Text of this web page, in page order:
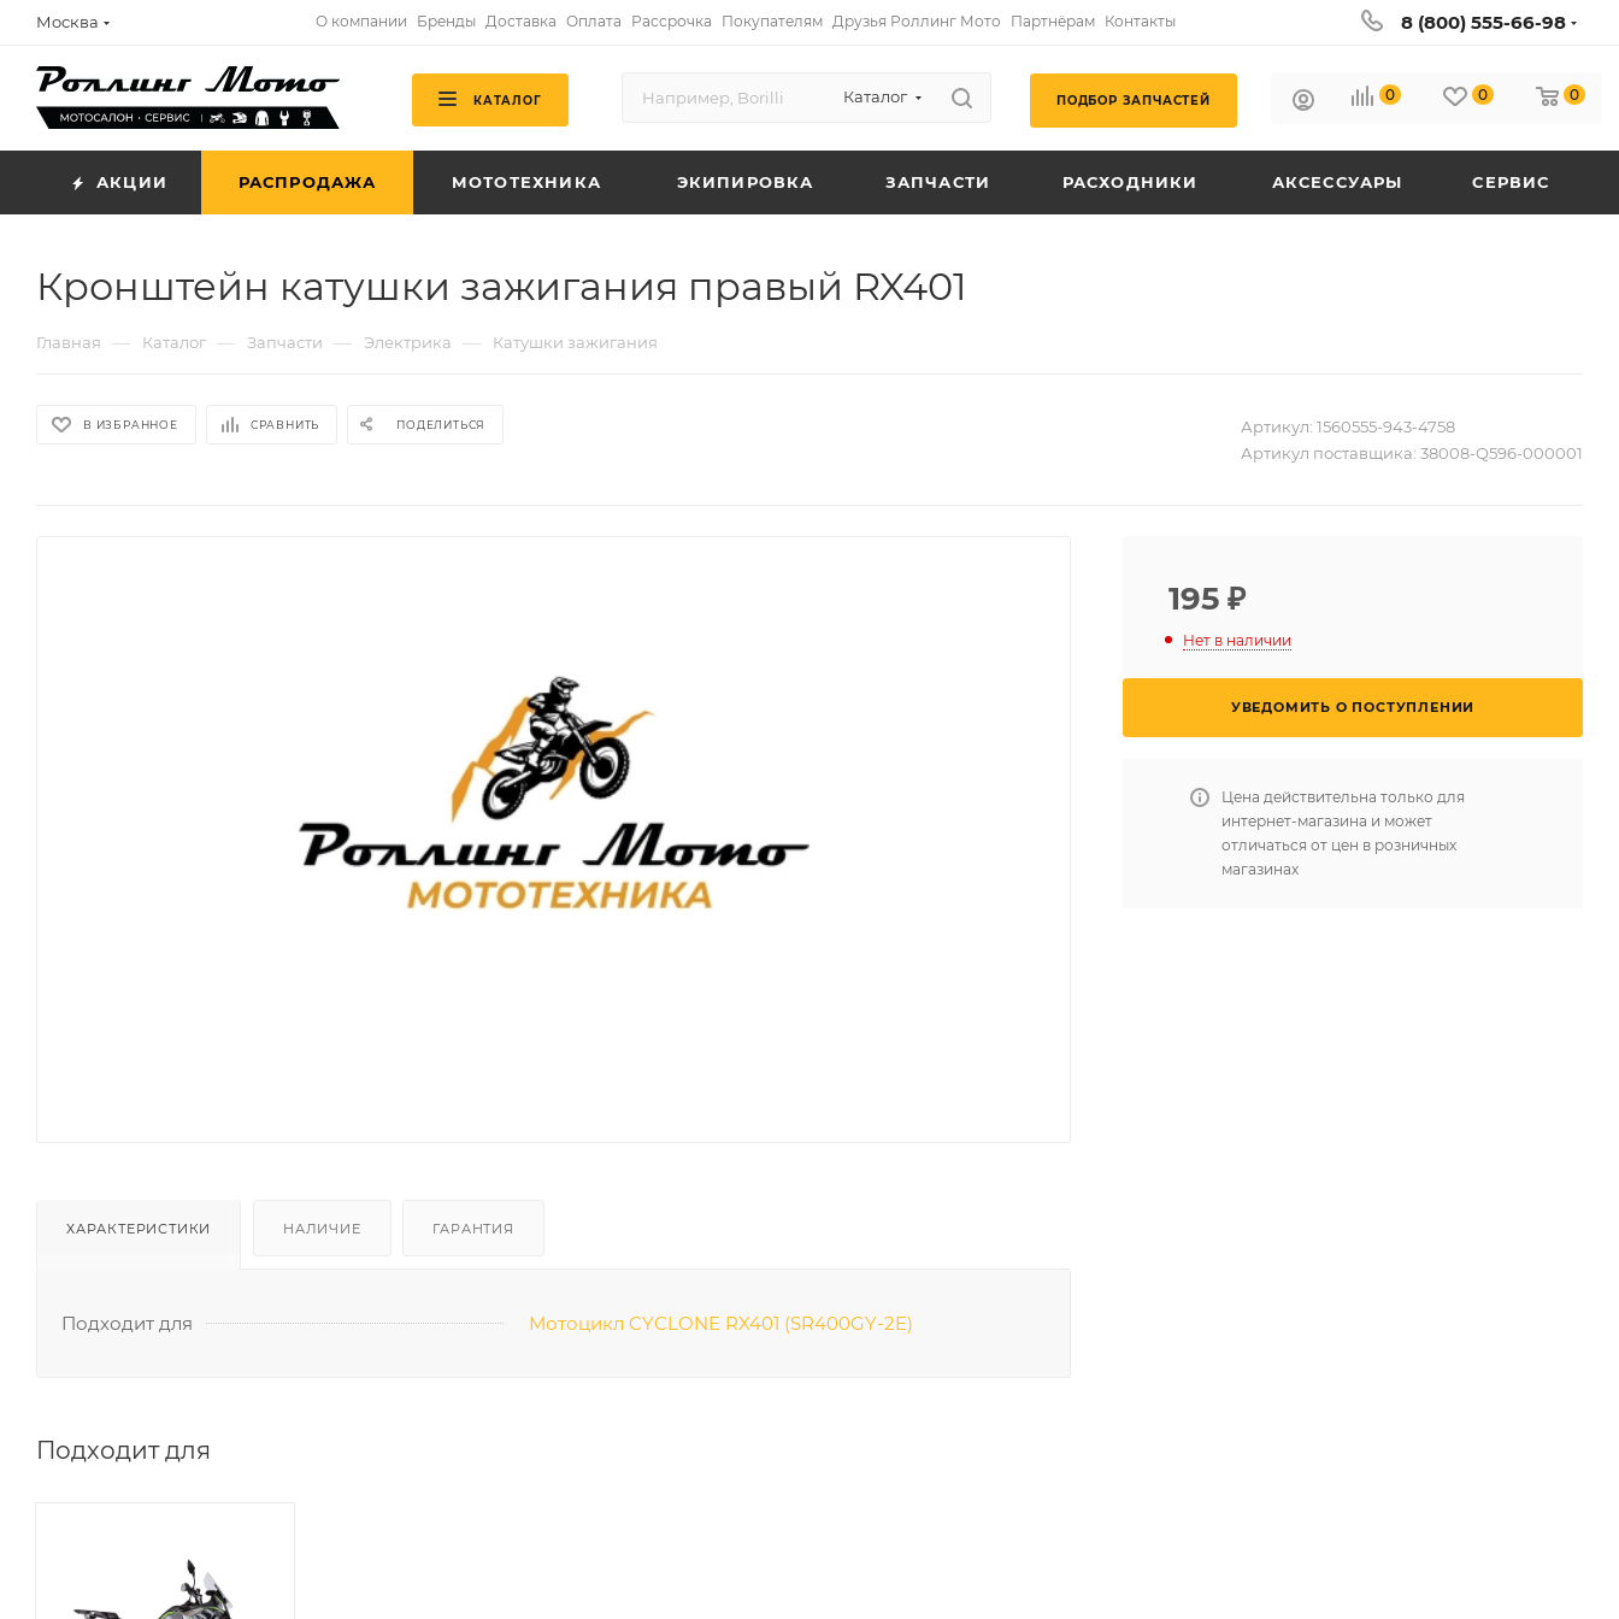
Москва О компании Бренды Доставка Оплата Рассрочка Покупателям Друзья Роллинг Мото Партнёрам Контакты 8 (800) 555-66-98
КАТАЛОГ Каталог ПОДБОР ЗАПЧАСТЕЙ 0 0 0
АКЦИИ РАСПРОДАЖА МОТОТЕХНИКА ЭКИПИРОВКА ЗАПЧАСТИ РАСХОДНИКИ АКСЕССУАРЫ СЕРВИС
Кронштейн катушки зажигания правый RX401
Главная — Каталог — Запчасти — Электрика — Катушки зажигания
В ИЗБРАННОЕ СРАВНИТЬ ПОДЕЛИТЬСЯ Артикул: 1560555-943-4758
Артикул поставщика: 38008-Q596-000001
ХАРАКТЕРИСТИКИ НАЛИЧИЕ ГАРАНТИЯ
Подходит для Мотоцикл CYCLONE RX401 (SR400GY-2E)
Подходит для
195 ₽
Нет в наличии
УВЕДОМИТЬ О ПОСТУПЛЕНИИ
Цена действительна только для
интернет-магазина и может
отличаться от цен в розничных
магазинах